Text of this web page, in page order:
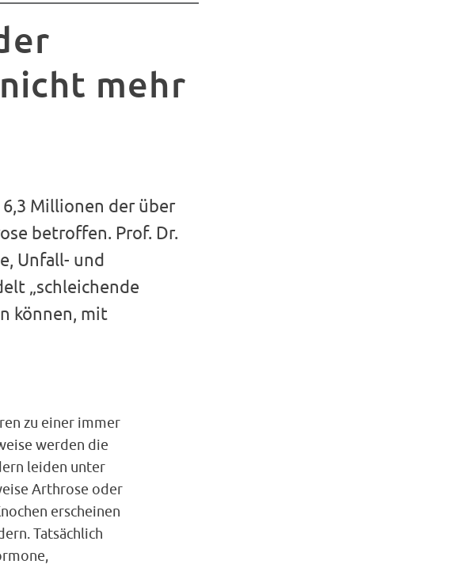
mehr
Millionen der über
betroffen. Prof. Dr.
Unfall- und
„schleichende
können, mit
zu einer immer
werden die
leiden unter
Arthrose oder
erscheinen
Tatsächlich